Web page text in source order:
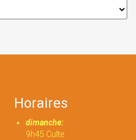
Horaires
dimanche:
9h45 Culte